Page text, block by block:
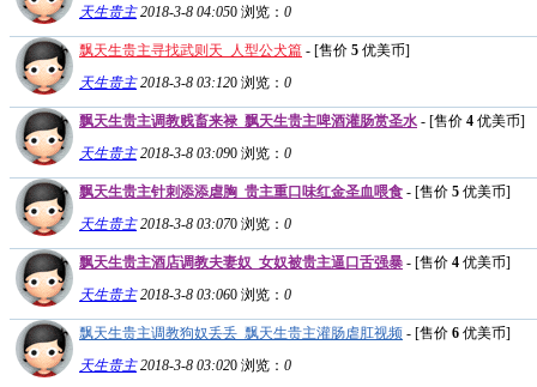
天生贵主 2018-3-8 04:050 浏览： 0
飘天生贵主寻找武则天_人型公犬篇 - [售价 5 优美币]
天生贵主 2018-3-8 03:120 浏览： 0
飘天生贵主调教贱畜来禄_飘天生贵主啤酒灌肠赏圣水 - [售价 4 优美币]
天生贵主 2018-3-8 03:090 浏览： 0
飘天生贵主针刺添添虐胸_贵主重口味红金圣血喂食 - [售价 5 优美币]
天生贵主 2018-3-8 03:070 浏览： 0
飘天生贵主酒店调教夫妻奴_女奴被贵主逼口舌强暴 - [售价 4 优美币]
天生贵主 2018-3-8 03:060 浏览： 0
飘天生贵主调教狗奴丢丢_飘天生贵主灌肠虐肛视频 - [售价 6 优美币]
天生贵主 2018-3-8 03:020 浏览： 0